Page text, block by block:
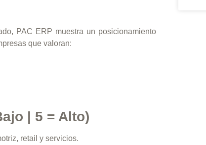
PAC ERP muestra un posicionamiento
que valoran:
| 5 = Alto)
retail y servicios.